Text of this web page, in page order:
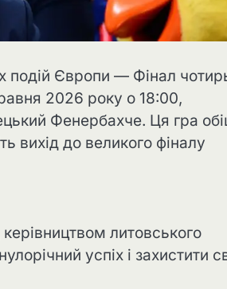
подій Європи — Фінал
2026 року о 18:00,
Фенербахче. Ця гра
вихід до великого фіналу
литовського
успіх і захистити